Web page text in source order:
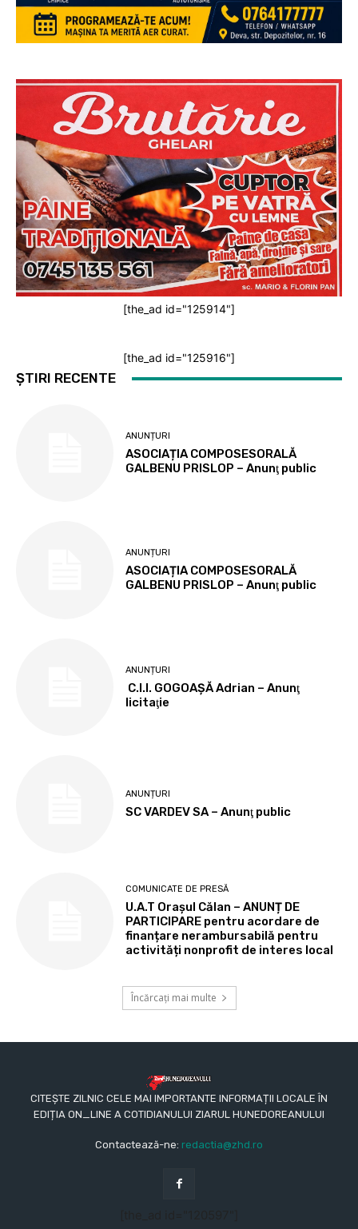
[the_ad id="125914"]
[the_ad id="125916"]
ȘTIRI RECENTE
ANUNȚURI
ASOCIAȚIA COMPOSESORALĂ
GALBENU PRISLOP – Anunţ public
ANUNȚURI
ASOCIAȚIA COMPOSESORALĂ
GALBENU PRISLOP – Anunţ public
ANUNȚURI
C.I.I. GOGOAŞĂ Adrian – Anunţ
licitaţie
ANUNȚURI
SC VARDEV SA – Anunţ public
COMUNICATE DE PRESĂ
U.A.T Orașul Călan – ANUNȚ DE
PARTICIPARE pentru acordare de
finanțare nerambursabilă pentru
activități nonprofit de interes local
Încărcați mai multe
CITEȘTE ZILNIC CELE MAI IMPORTANTE INFORMAȚII LOCALE ÎN
EDIȚIA ON_LINE A COTIDIANULUI ZIARUL HUNEDOREANULUI
Contactează-ne: redactia@zhd.ro